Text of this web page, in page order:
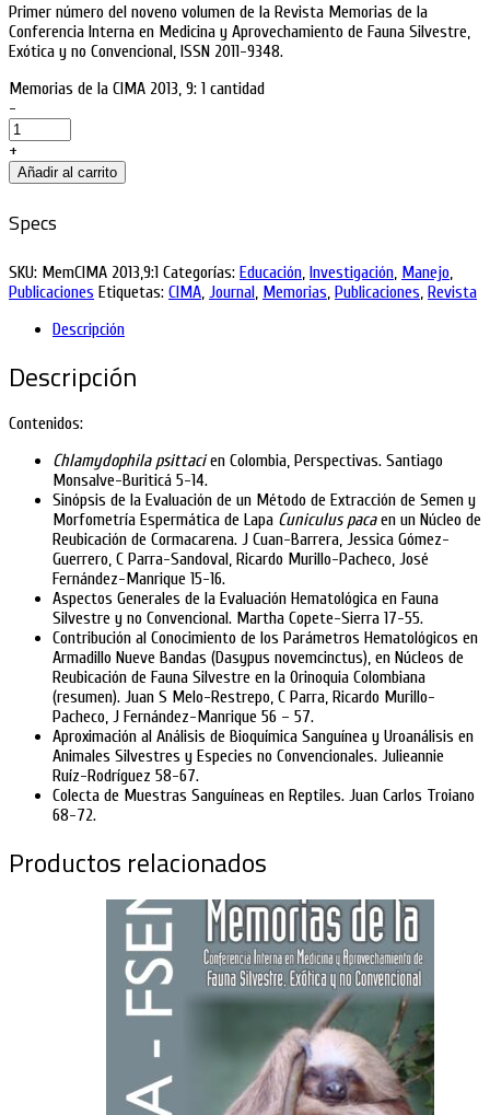
Primer número del noveno volumen de la Revista Memorias de la
Conferencia Interna en Medicina y Aprovechamiento de Fauna Silvestre,
Exótica y no Convencional, ISSN 2011-9348.
Memorias de la CIMA 2013, 9: 1 cantidad
-
+
Añadir al carrito
Specs
SKU: MemCIMA 2013,9:1 Categorías: Educación, Investigación, Manejo,
Publicaciones Etiquetas: CIMA, Journal , Memorias, Publicaciones, Revista
Descripción
Descripción
Contenidos:
Chlamydophila psittacien Colombia, Perspectivas. Santiago
Monsalve-Buriticá 5-14.
Sinópsis de la Evaluación de un Método de Extracción de Semen y
Morfometría Espermática de Lapa Cuniculus pacaen un Núcleo de
Reubicación de Cormacarena. J Cuan-Barrera, Jessica Gómez-
Guerrero, C Parra-Sandoval, Ricardo Murillo-Pacheco, José
Fernández-Manrique 15-16.
Aspectos Generales de la Evaluación Hematológica en Fauna
Silvestre y no Convencional. Martha Copete-Sierra 17-55.
Contribución al Conocimiento de los Parámetros Hematológicos en
Armadillo Nueve Bandas (Dasypus novemcinctus), en Núcleos de
Reubicación de Fauna Silvestre en la Orinoquia Colombiana
(resumen). Juan S Melo-Restrepo, C Parra, Ricardo Murillo-
Pacheco, J Fernández-Manrique 56 – 57.
Aproximación al Análisis de Bioquímica Sanguínea y Uroanálisis en
Animales Silvestres y Especies no Convencionales. Julieannie
Ruíz-Rodríguez 58-67.
Colecta de Muestras Sanguíneas en Reptiles. Juan Carlos Troiano
68-72.
Productos relacionados